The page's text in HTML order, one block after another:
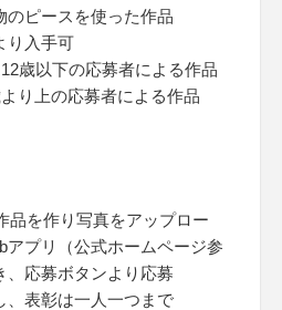
のピースを使った作品
り入手可
歳以下の応募者による作品
り上の応募者による作品
品を作り写真をアップロー
アプリ（公式ホームページ参
、応募ボタンより応募
表彰は一人一つまで